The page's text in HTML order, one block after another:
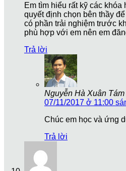
Em tìm hiểu rất kỹ các
quyết định chọn bên thầy
có phần trải nghiệm trước
phù hợp với em nên em
Trả lời
Nguyễn Hà Xuân Tám
07/11/2017 ở 11:00
Chúc em học và ứng
Trả lời